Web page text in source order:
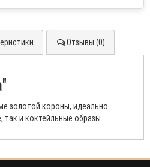
Отзывы (0)
золотой короны, идеально
и коктейльные образы.